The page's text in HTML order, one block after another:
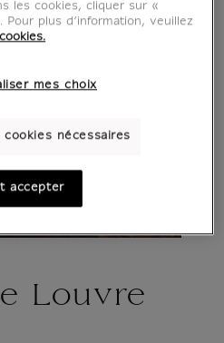
Louvre
les cookies, cliquer sur «
Pour plus d’information, veuillez
mes choix
nécessaires
accepter